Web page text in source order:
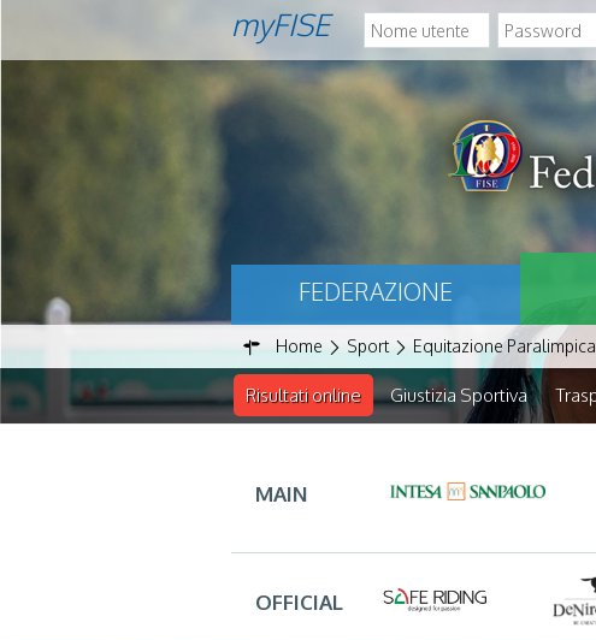
myFISE
FEDERAZIONE
Home Sport Equitazione Paralimpica
Risultati online Giustizia Sportiva
MAIN
OFFICIAL